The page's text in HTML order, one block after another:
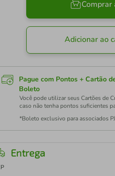
Comprar
Adicionar ao
Pague com Pontos + Cartão
Boleto
Você pode utilizar seus Cartões de
caso não tenha pontos suficientes
*Boleto exclusivo para associados PJ
Entrega